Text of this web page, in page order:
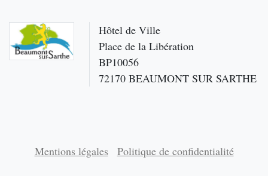
Hôtel de Ville
Place de la Libération
BP10056
72170 BEAUMONT SUR SARTHE
Mentions légales Politique de confidentialité